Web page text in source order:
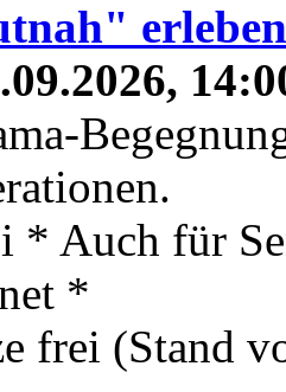
erleben
* Auch für
*
frei (Stand